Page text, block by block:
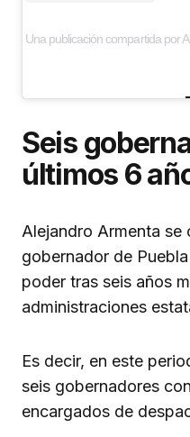
Una publicación compartida por
Seis
últimos 6
Alejandro Armenta se
gobernador de
poder tras seis años
administraciones
Es decir, en este
seis gobernadores
encargados de